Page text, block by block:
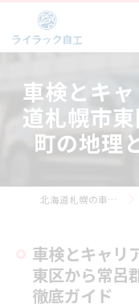
車検とキ
道札幌市
町の地理
北海道札幌の車検なら株式会社ライラック自工
車検とキャリ
東区から常呂
徹底ガイド